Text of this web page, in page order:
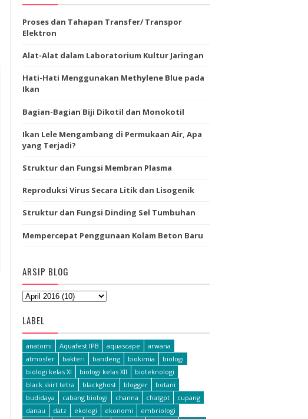
Proses dan Tahapan Transfer/ Transpor
Elektron
Alat-Alat dalam Laboratorium Kultur Jaringan
Hati-Hati Menggunakan Methylene Blue pada
Ikan
Bagian-Bagian Biji Dikotil dan Monokotil
Ikan Lele Mengambang di Permukaan Air, Apa
yang Terjadi?
Struktur dan Fungsi Membran Plasma
Reproduksi Virus Secara Litik dan Lisogenik
Struktur dan Fungsi Dinding Sel Tumbuhan
Mempercepat Penggunaan Kolam Beton Baru
ARSIP BLOG
LABEL
anatomi Aquafest IPB aquascape
arwana
atmosfer
bakteri bandeng biokimia
biologi
biologi kelas XI
biologi kelas XII
bioteknologi
black skirt tetra
blackghost blogger
botani
budidaya
cabang biologi channa chatgpt
cupang
danau
datz ekologi ekonomi
embriologi